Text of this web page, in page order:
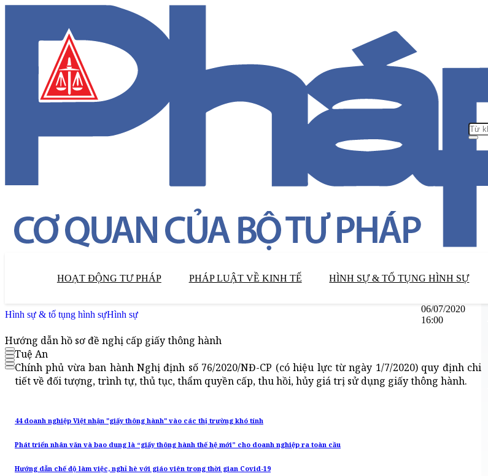
HOẠT ĐỘNG TƯ PHÁP PHÁP LUẬT VỀ KINH TẾ HÌNH SỰ & TỐ TỤNG HÌNH SỰ
Hình sự & tố tụng hình sựHình sự
06/07/2020
16:00
Hướng dẫn hồ sơ đề nghị cấp giấy thông hành
Tuệ An
Chính phủ vừa ban hành Nghị định số 76/2020/NĐ-CP (có hiệu lực từ ngày 1/7/2020) quy định chi
tiết về đối tượng, trình tự, thủ tục, thẩm quyền cấp, thu hồi, hủy giá trị sử dụng giấy thông hành.
44 doanh nghiệp Việt nhận "giấy thông hành" vào các thị trường khó tính
Phát triển nhân văn và bao dung là “giấy thông hành thế hệ mới” cho doanh nghiệp ra toàn cầu
Hướng dẫn chế độ làm việc, nghỉ hè với giáo viên trong thời gian Covid-19